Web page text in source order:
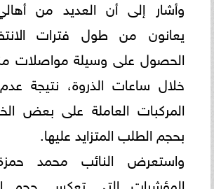
وأشار إلى أن العديد من
يعانون من طول فترات
الحصول على وسيلة مواصلات
خلال ساعات الذروة، نتيجة
المركبات العاملة على بعض
بحجم الطلب المتزايد عليها.
واستعرض النائب محمد
المؤشرات التي تعكس حجم